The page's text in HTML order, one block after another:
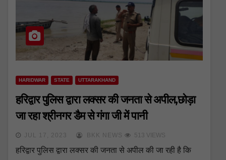
HARIDWAR STATE UTTARAKHAND
हरिद्वार पुलिस द्वारा लक्सर की जनता से अपील,छोड़ा
जा रहा श्रीनगर डैम से गंगा जी में पानी
JUL 17, 2023 BKK NEWS 513 VIEWS
हरिद्वार पुलिस द्वारा लक्सर की जनता से अपील की जा रही है कि